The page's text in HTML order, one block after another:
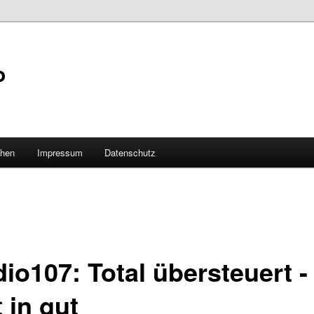
Impressum Datenschutz
Total übersteuert -
in gut